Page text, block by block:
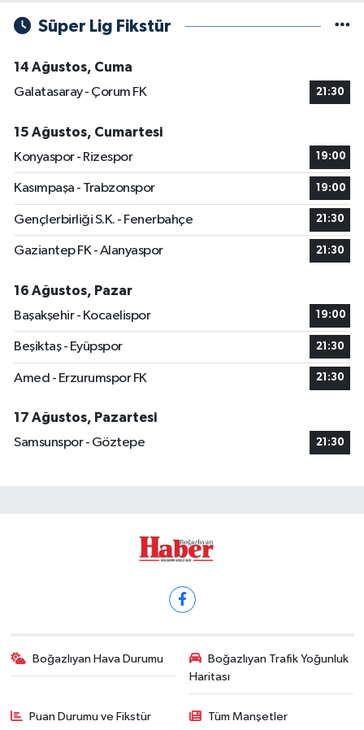
Süper Lig Fikstür
14 Ağustos, Cuma
Galatasaray - Çorum FK
21:30
15 Ağustos, Cumartesi
Konyaspor - Rizespor
19:00
Kasımpaşa - Trabzonspor 19:00
Gençlerbirliği S.K. - Fenerbahçe 21:30
Gaziantep FK - Alanyaspor 21:30
16 Ağustos, Pazar
Başakşehir - Kocaelispor
19:00
Beşiktaş - Eyüpspor 21:30
Amed - Erzurumspor FK 21:30
17 Ağustos, Pazartesi
Samsunspor - Göztepe
21:30
Boğazlıyan Hava Durumu
Boğazlıyan Trafik Yoğunluk
Haritası
Puan Durumu ve Fikstür Tüm Manşetler